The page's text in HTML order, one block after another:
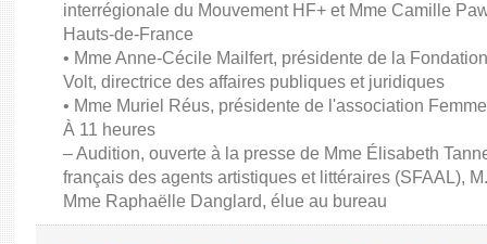
interrégionale du Mouvement HF+ et Mme Camille
Hauts-de-France
• Mme Anne-Cécile Mailfert, présidente de la
Volt, directrice des affaires publiques et juridiques
• Mme Muriel Réus, présidente de l'association
À 11 heures
– Audition, ouverte à la presse de Mme Élisabeth
français des agents artistiques et littéraires (SFAAL),
Mme Raphaëlle Danglard, élue au bureau